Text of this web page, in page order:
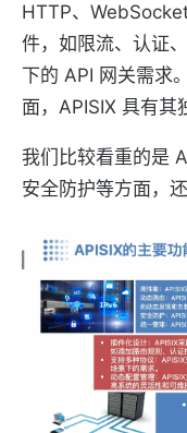
HTTP、
件，如限流、认证
下的 API 网关需求
面，APISIX 具有其
我们比较看重的是
安全防护等方面，